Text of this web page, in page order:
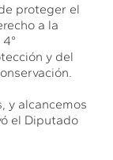
proteger el
a la
y del
y alcancemos
el Diputado